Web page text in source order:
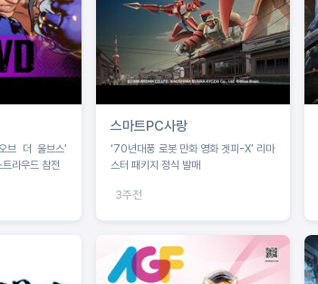
브 더 울브스’
라우드 참전
스마트PC사랑
‘70년대풍 로봇 만화 영화 겟피-X’ 리마
스터 패키지 정식 발매
3주전